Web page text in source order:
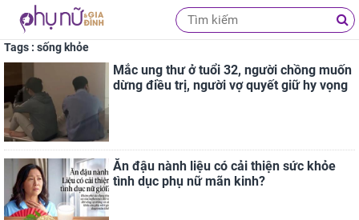
Tags : sống khỏe
Mắc ung thư ở tuổi 32, người chồng muốn
dừng điều trị, người vợ quyết giữ hy vọng
Ăn đậu nành liệu có cải thiện sức khỏe
tình dục phụ nữ mãn kinh?